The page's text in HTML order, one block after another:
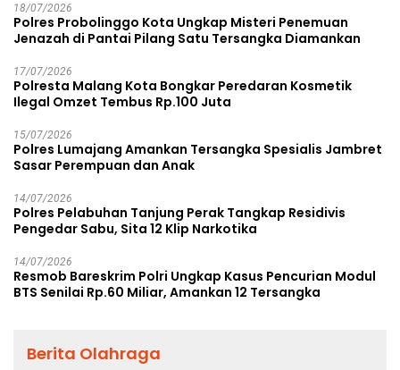
18/07/2026
Polres Probolinggo Kota Ungkap Misteri Penemuan
Jenazah di Pantai Pilang Satu Tersangka Diamankan
17/07/2026
Polresta Malang Kota Bongkar Peredaran Kosmetik
Ilegal Omzet Tembus Rp.100 Juta
15/07/2026
Polres Lumajang Amankan Tersangka Spesialis Jambret
Sasar Perempuan dan Anak
14/07/2026
Polres Pelabuhan Tanjung Perak Tangkap Residivis
Pengedar Sabu, Sita 12 Klip Narkotika
14/07/2026
Resmob Bareskrim Polri Ungkap Kasus Pencurian Modul
BTS Senilai Rp.60 Miliar, Amankan 12 Tersangka
Berita Olahraga